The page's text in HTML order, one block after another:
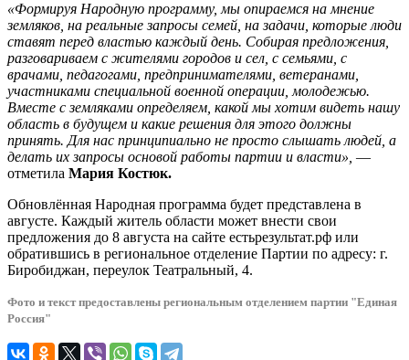
«Формируя Народную программу, мы опираемся на мнение
земляков, на реальные запросы семей, на задачи, которые люди
ставят перед властью каждый день. Собирая предложения,
разговариваем с жителями городов и сел, с семьями, с
врачами, педагогами, предпринимателями, ветеранами,
участниками специальной военной операции, молодежью.
Вместе с земляками определяем, какой мы хотим видеть нашу
область в будущем и какие решения для этого должны
принять. Для нас принципиально не просто слышать людей, а
делать их запросы основой работы партии и власти», —
отметила Мария Костюк.
Обновлённая Народная программа будет представлена в
августе. Каждый житель области может внести свои
предложения до 8 августа на сайте естьрезультат.рф или
обратившись в региональное отделение Партии по адресу: г.
Биробиджан, переулок Театральный, 4.
Фото и текст предоставлены региональным отделением партии "Единая
Россия"